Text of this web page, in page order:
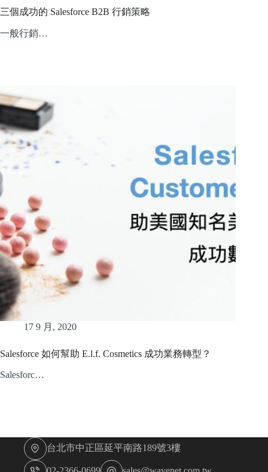
三個成功的 Salesforce B2B 行銷策略
一般行銷…
17 9 月, 2020
Salesforce 如何幫助 E.l.f. Cosmetics 成功業務轉型？
Salesforc…
台北市中正區延平南路189號3樓